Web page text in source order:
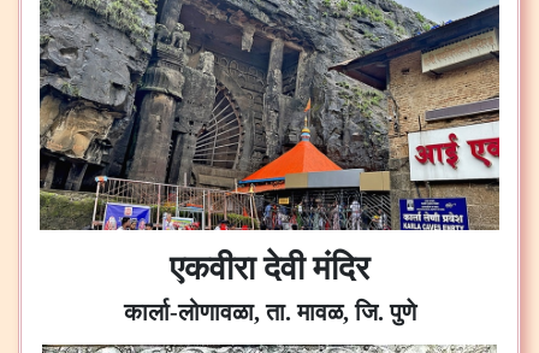
एकवीरा देवी मंदिर
कार्ला-लोणावळा, ता. मावळ, जि. पुणे